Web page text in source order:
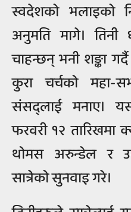
स्वदेशको भलाइको
अनुमति मागे। तिनी
चाहन्छन् भनी शङ्का
कुरा चर्चको महा-
संसद्लाई मनाए।
फरवरी १२ तारिखमा
थोमस अरुन्डेल र
सात्रेको सुनवाइ गरे।